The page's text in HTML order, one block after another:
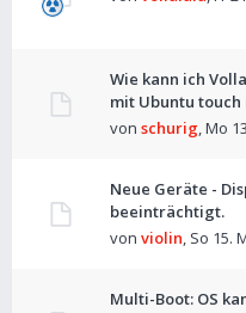
Wie kann ich
mit Ubuntu
von schurig,Mo
Neue Geräte -
beeinträchtigt.
von violin, So 15.
Multi-Boot: OS